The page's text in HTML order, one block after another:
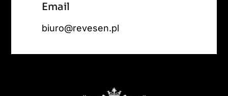
Email
biuro@revesen.pl